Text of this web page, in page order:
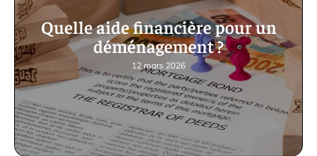
Quelle aide financière pour un
déménagement ?
12 mars 2026